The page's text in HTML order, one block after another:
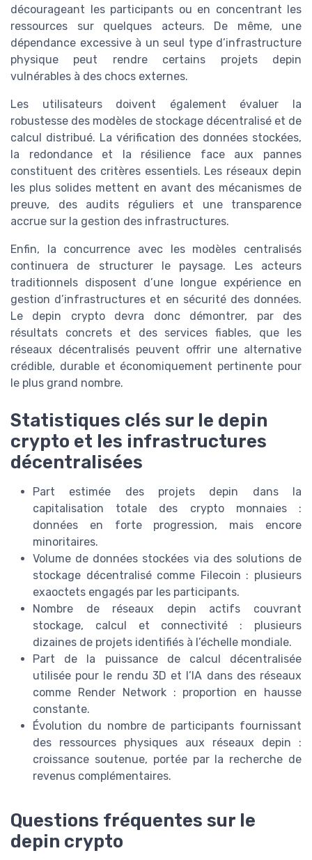
décourageant les participants ou en concentrant les
ressources sur quelques acteurs. De même, une
dépendance excessive à un seul type d’infrastructure
physique peut rendre certains projets depin
vulnérables à des chocs externes.
Les utilisateurs doivent également évaluer la
robustesse des modèles de stockage décentralisé et de
calcul distribué. La vérification des données stockées,
la redondance et la résilience face aux pannes
constituent des critères essentiels. Les réseaux depin
les plus solides mettent en avant des mécanismes de
preuve, des audits réguliers et une transparence
accrue sur la gestion des infrastructures.
Enfin, la concurrence avec les modèles centralisés
continuera de structurer le paysage. Les acteurs
traditionnels disposent d’une longue expérience en
gestion d’infrastructures et en sécurité des données.
Le depin crypto devra donc démontrer, par des
résultats concrets et des services fiables, que les
réseaux décentralisés peuvent offrir une alternative
crédible, durable et économiquement pertinente pour
le plus grand nombre.
Statistiques clés sur le depin
crypto et les infrastructures
décentralisées
Part estimée des projets depin dans la
capitalisation totale des crypto monnaies :
données en forte progression, mais encore
minoritaires.
Volume de données stockées via des solutions de
stockage décentralisé comme Filecoin : plusieurs
exaoctets engagés par les participants.
Nombre de réseaux depin actifs couvrant
stockage, calcul et connectivité : plusieurs
dizaines de projets identifiés à l’échelle mondiale.
Part de la puissance de calcul décentralisée
utilisée pour le rendu 3D et l’IA dans des réseaux
comme Render Network : proportion en hausse
constante.
Évolution du nombre de participants fournissant
des ressources physiques aux réseaux depin :
croissance soutenue, portée par la recherche de
revenus complémentaires.
Questions fréquentes sur le
depin crypto